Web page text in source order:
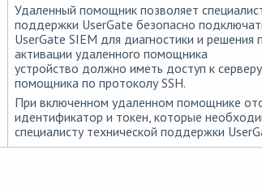
Удаленный помощник позволяет
поддержки UserGate безопасно
UserGate SIEM для диагностики и решения
активации удаленного помощника
устройство должно иметь доступ к
помощника по протоколу SSH.
При включенном удаленном помощнике
идентификатор и токен, которые
специалисту технической поддержки